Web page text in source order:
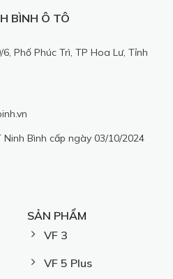
BÌNH Ô TÔ
Phố Phúc Trì, TP Hoa Lư, Tỉnh
Bình cấp ngày 03/10/2024
SẢN PHẨM
VF 3
VF 5 Plus